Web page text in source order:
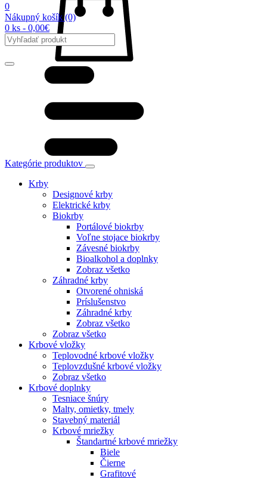
0
Nákupný košík(0)
0 ks - 0,00€
Kategórie produktov
Krby
Designové krby
Elektrické krby
Biokrby
Portálové biokrby
Voľne stojace biokrby
Závesné biokrby
Bioalkohol a doplnky
Zobraz všetko
Záhradné krby
Otvorené ohniská
Príslušenstvo
Záhradné krby
Zobraz všetko
Zobraz všetko
Krbové vložky
Teplovodné krbové vložky
Teplovzdušné krbové vložky
Zobraz všetko
Krbové doplnky
Tesniace šnúry
Malty, omietky, tmely
Stavebný materiál
Krbové mriežky
Štandartné krbové mriežky
Biele
Čierne
Grafitové